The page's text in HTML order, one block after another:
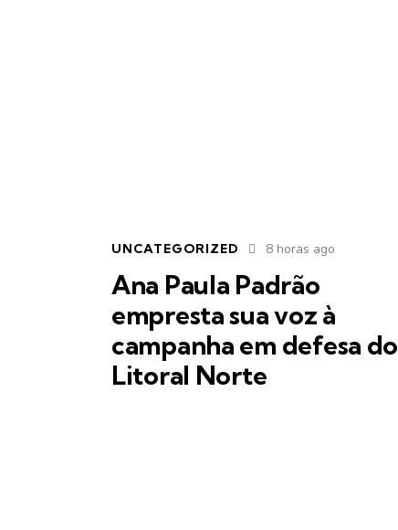
UNCATEGORIZED 8 horas ago
Ana Paula Padrão
empresta sua voz à
campanha em defesa do
Litoral Norte